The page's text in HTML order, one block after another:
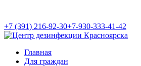
+7 (391) 216-92-30+7-930-333-41-42
Главная
Для граждан